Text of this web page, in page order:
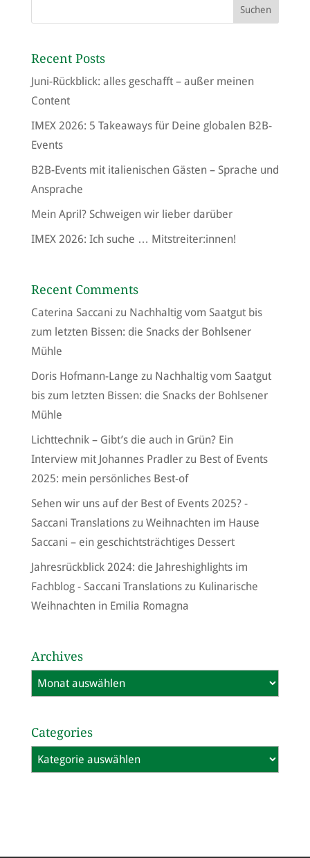
Recent Posts
Juni-Rückblick: alles geschafft – außer meinen
Content
IMEX 2026: 5 Takeaways für Deine globalen B2B-
Events
B2B-Events mit italienischen Gästen – Sprache und
Ansprache
Mein April? Schweigen wir lieber darüber
IMEX 2026: Ich suche … Mitstreiter:innen!
Recent Comments
Caterina Saccani zu Nachhaltig vom Saatgut bis
zum letzten Bissen: die Snacks der Bohlsener
Mühle
Doris Hofmann-Lange zu Nachhaltig vom Saatgut
bis zum letzten Bissen: die Snacks der Bohlsener
Mühle
Lichttechnik – Gibt’s die auch in Grün? Ein
Interview mit Johannes Pradlerzu Best of Events
2025: mein persönliches Best-of
Sehen wir uns auf der Best of Events 2025? -
Saccani Translationszu Weihnachten im Hause
Saccani – ein geschichtsträchtiges Dessert
Jahresrückblick 2024: die Jahreshighlights im
Fachblog - Saccani Translationszu Kulinarische
Weihnachten in Emilia Romagna
Archives
Archives
Categories
Categories